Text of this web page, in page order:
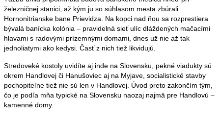
železničnej stanici, až kým ju so súhlasom mesta zbúrali
Hornonitrianske bane Prievidza. Na kopci nad ňou sa rozprestiera
bývalá banícka kolónia – pravidelná sieť ulíc dláždených mačacími
hlavami s radovými prízemnými domami, dnes už nie až tak
jednoliatymi ako kedysi. Časť z nich tiež likvidujú.
Stredoveké kostoly uvidíte aj inde na Slovensku, pekné viadukty sú
okrem Handlovej či Hanušoviec aj na Myjave, socialistické stavby
pochopiteľne tiež nie sú len v Handlovej. Úvod preto zakončím tým,
čo je podľa mňa typické na Slovensku naozaj najmä pre Handlovú –
kamenné domy.